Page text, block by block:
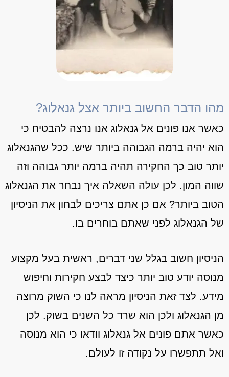
מהו הדבר החשוב ביותר אצל גנאלוג?
כאשר אנו פונים אל גנאלוג אנו נרצה להבטיח כי
הוא יהיה ברמה הגבוהה ביותר שיש. ככל שהגנאלוג
יותר טוב כך החקירה תהיה ברמה יותר גבוהה וזה
שווה המון. לכן עולה השאלה איך נבחר את הגנאלוג
הטוב ביותר? אם כן אתם צריכים לבחון את הניסיון
של הגנאלוג לפני שאתם בוחרים בו.
הניסיון חשוב בגלל שני דברים, ראשית בעל מקצוע
מנוסה יודע טוב יותר כיצד לבצע חקירות וחיפוש
מידע. לצד זאת הניסיון מראה לנו כי השוק מרוצה
מן הגנאלוג ולכן הוא שרד כל השנים בשוק. לכן
כאשר אתם פונים אל גנאלוג וודאו כי הוא מנוסה
ואל תתפשרו על נקודה זו לעולם.